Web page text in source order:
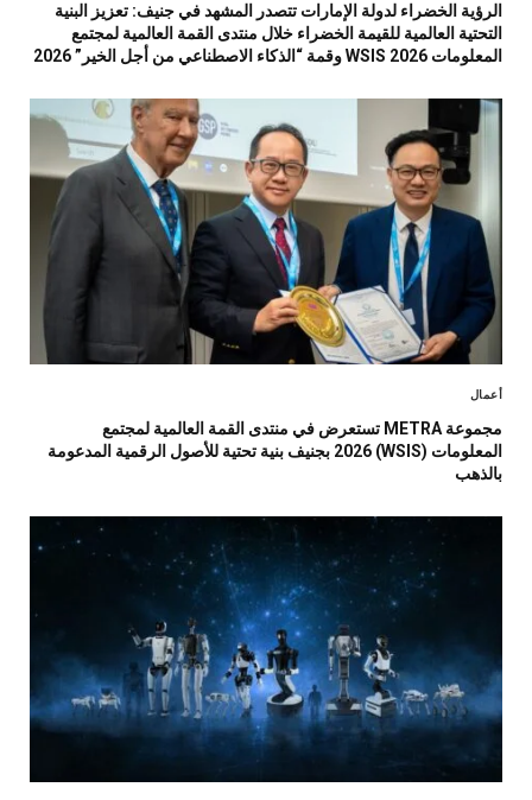
الرؤية الخضراء لدولة الإمارات تتصدر المشهد في جنيف: تعزيز البنية
التحتية العالمية للقيمة الخضراء خلال منتدى القمة العالمية لمجتمع
المعلومات WSIS 2026 وقمة “الذكاء الاصطناعي من أجل الخير” 2026
أعمال
مجموعة METRA تستعرض في منتدى القمة العالمية لمجتمع
المعلومات (WSIS) 2026 بجنيف بنية تحتية للأصول الرقمية المدعومة
بالذهب